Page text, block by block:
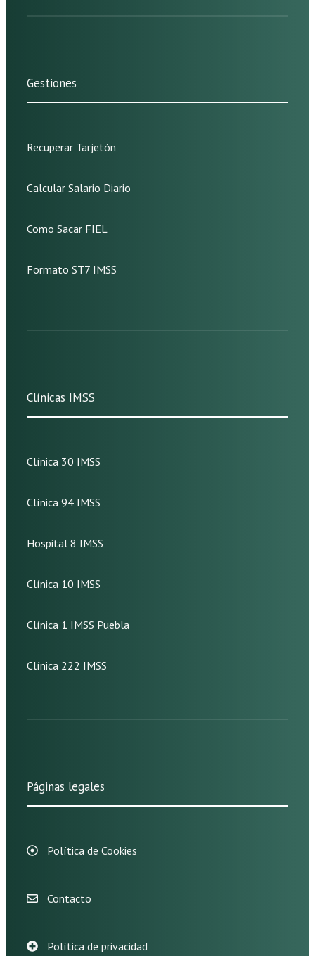
Gestiones
Recuperar Tarjetón
Calcular Salario Diario
Como Sacar FIEL
Formato ST7 IMSS
Clínicas IMSS
Clínica 30 IMSS
Clínica 94 IMSS
Hospital 8 IMSS
Clínica 10 IMSS
Clínica 1 IMSS Puebla
Clínica 222 IMSS
Páginas legales
Política de Cookies
Contacto
Política de privacidad